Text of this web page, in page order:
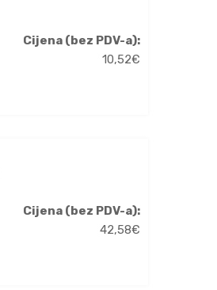
Cijena (bez PDV-a):
10,52€
Cijena (bez PDV-a):
42,58€